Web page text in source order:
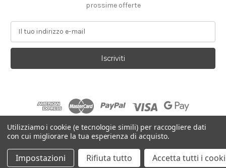
prossime offerte
d
r
-
Con tecnologiaBigCommerce
© 2026 Farins Frames
Utilizziamo i cookie (e tecnologie simili) per raccogliere dati
con cui migliorare la tua esperienza di acquisto.
Impostazioni Rifiuta tutto Accetta tutti i